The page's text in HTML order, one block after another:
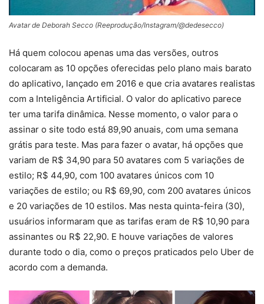
Avatar de Deborah Secco (Reeprodução/Instagram/@dedesecco)
Há quem colocou apenas uma das versões, outros
colocaram as 10 opções oferecidas pelo plano mais barato
do aplicativo, lançado em 2016 e que cria avatares realistas
com a Inteligência Artificial. O valor do aplicativo parece
ter uma tarifa dinâmica. Nesse momento, o valor para o
assinar o site todo está 89,90 anuais, com uma semana
grátis para teste. Mas para fazer o avatar, há opções que
variam de R$ 34,90 para 50 avatares com 5 variações de
estilo; R$ 44,90, com 100 avatares únicos com 10
variações de estilo; ou R$ 69,90, com 200 avatares únicos
e 20 variações de 10 estilos. Mas nesta quinta-feira (30),
usuários informaram que as tarifas eram de R$ 10,90 para
assinantes ou R$ 22,90. E houve variações de valores
durante todo o dia, como o preços praticados pelo Uber de
acordo com a demanda.